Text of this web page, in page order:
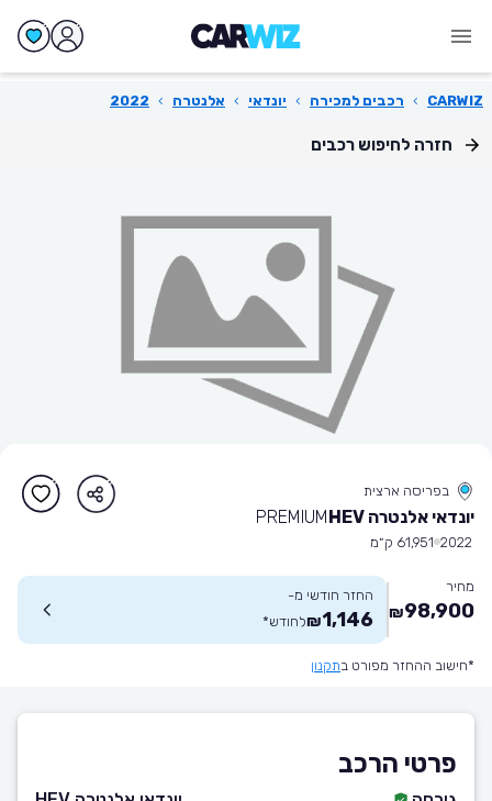
CARWIZ
› רכבים למכירה › יונדאי › אלנטרה ›
2022
חזרה לחיפוש רכבים
בפריסה ארצית
יונדאי אלנטרה HEV PREMIUM
2022 61,951 ק״מ
מחיר
98,900
₪
החזר חודשי מ-
1,146
₪לחודש*
*חישוב ההחזר מפורט בתקנון
פרטי הרכב